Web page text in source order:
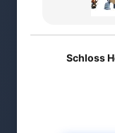
Schloss